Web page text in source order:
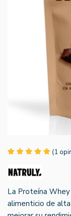
(1
La Proteína
alimenticio de